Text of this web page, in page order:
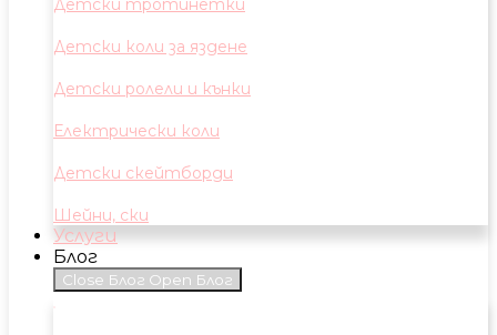
Детски тротинетки
Детски коли за яздене
Детски ролели и кънки
Електрически коли
Детски скейтборди
Шейни, ски
Услуги
Блог
Close Блог Open Блог